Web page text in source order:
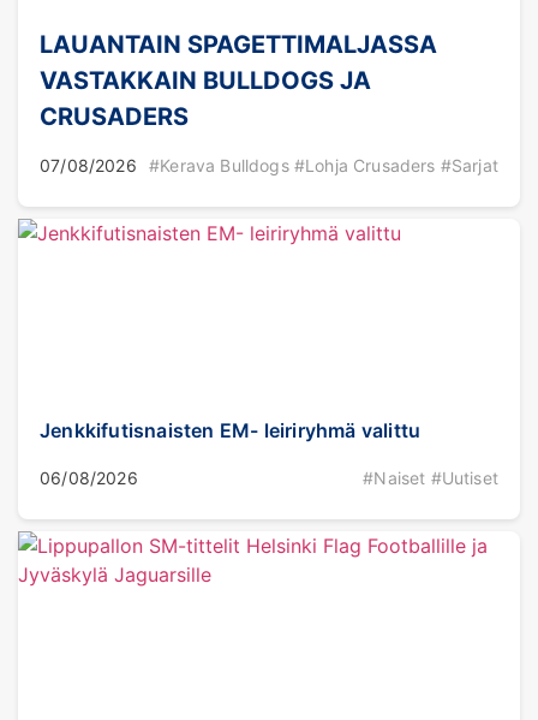
LAUANTAIN SPAGETTIMALJASSA
VASTAKKAIN BULLDOGS JA
CRUSADERS
07/08/2026 #Kerava Bulldogs #Lohja Crusaders #Sarjat
Jenkkifutisnaisten EM- leiriryhmä valittu
06/08/2026 #Naiset #Uutiset